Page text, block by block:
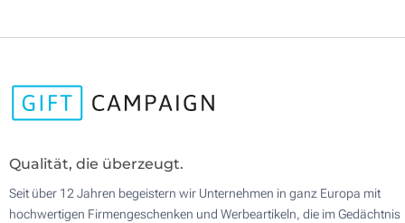
Qualität, die überzeugt.
Seit über 12 Jahren begeistern wir Unternehmen in ganz Europa mit
hochwertigen Firmengeschenken und Werbeartikeln, die im Gedächtnis